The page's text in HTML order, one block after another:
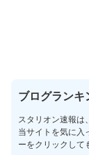
ブログランキ
スタリオン速報は
当サイトを気に入
ーをクリックして